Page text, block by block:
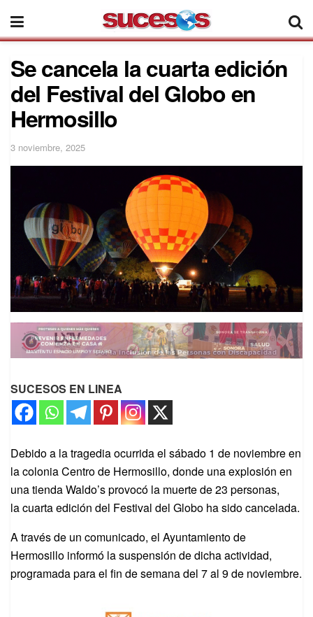
Se cancela la cuarta edición
del Festival del Globo en
Hermosillo
3 noviembre, 2025
SUCESOS EN LINEA
Debido a la tragedia ocurrida el sábado 1 de noviembre en
la colonia Centro de Hermosillo, donde una explosión en
una tienda Waldo’s provocó la muerte de 23 personas,
la cuarta edición del Festival del Globo ha sido cancelada.
A través de un comunicado, el Ayuntamiento de
Hermosillo informó la suspensión de dicha actividad,
programada para el fin de semana del 7 al 9 de noviembre.